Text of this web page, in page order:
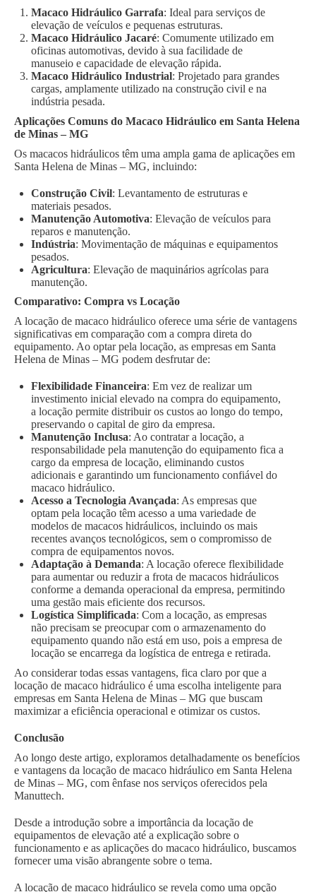
Macaco Hidráulico Garrafa: Ideal para serviços de
elevação de veículos e pequenas estruturas.
Macaco Hidráulico Jacaré: Comumente utilizado em
oficinas automotivas, devido à sua facilidade de
manuseio e capacidade de elevação rápida.
Macaco Hidráulico Industrial: Projetado para grandes
cargas, amplamente utilizado na construção civil e na
indústria pesada.
Aplicações Comuns do Macaco Hidráulico em Santa Helena
de Minas – MG
Os macacos hidráulicos têm uma ampla gama de aplicações em
Santa Helena de Minas – MG, incluindo:
Construção Civil: Levantamento de estruturas e
materiais pesados.
Manutenção Automotiva: Elevação de veículos para
reparos e manutenção.
Indústria: Movimentação de máquinas e equipamentos
pesados.
Agricultura: Elevação de maquinários agrícolas para
manutenção.
Comparativo: Compra vs Locação
A locação de macaco hidráulico oferece uma série de vantagens
significativas em comparação com a compra direta do
equipamento. Ao optar pela locação, as empresas em Santa
Helena de Minas – MG podem desfrutar de:
Flexibilidade Financeira: Em vez de realizar um
investimento inicial elevado na compra do equipamento,
a locação permite distribuir os custos ao longo do tempo,
preservando o capital de giro da empresa.
Manutenção Inclusa: Ao contratar a locação, a
responsabilidade pela manutenção do equipamento fica a
cargo da empresa de locação, eliminando custos
adicionais e garantindo um funcionamento confiável do
macaco hidráulico.
Acesso a Tecnologia Avançada: As empresas que
optam pela locação têm acesso a uma variedade de
modelos de macacos hidráulicos, incluindo os mais
recentes avanços tecnológicos, sem o compromisso de
compra de equipamentos novos.
Adaptação à Demanda: A locação oferece flexibilidade
para aumentar ou reduzir a frota de macacos hidráulicos
conforme a demanda operacional da empresa, permitindo
uma gestão mais eficiente dos recursos.
Logística Simplificada: Com a locação, as empresas
não precisam se preocupar com o armazenamento do
equipamento quando não está em uso, pois a empresa de
locação se encarrega da logística de entrega e retirada.
Ao considerar todas essas vantagens, fica claro por que a
locação de macaco hidráulico é uma escolha inteligente para
empresas em Santa Helena de Minas – MG que buscam
maximizar a eficiência operacional e otimizar os custos.
Conclusão
Ao longo deste artigo, exploramos detalhadamente os benefícios
e vantagens da locação de macaco hidráulico em Santa Helena
de Minas – MG, com ênfase nos serviços oferecidos pela
Manuttech.
Desde a introdução sobre a importância da locação de
equipamentos de elevação até a explicação sobre o
funcionamento e as aplicações do macaco hidráulico, buscamos
fornecer uma visão abrangente sobre o tema.
A locação de macaco hidráulico se revela como uma opção